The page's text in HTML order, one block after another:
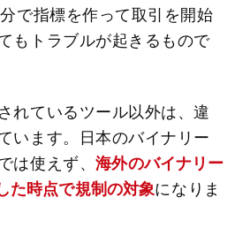
で指標を作って取引を開始
もトラブルが起きるもので
れているツール以外は、違
います。日本のバイナリー
は使えず、海外のバイナリー
た時点で規制の対象になりま